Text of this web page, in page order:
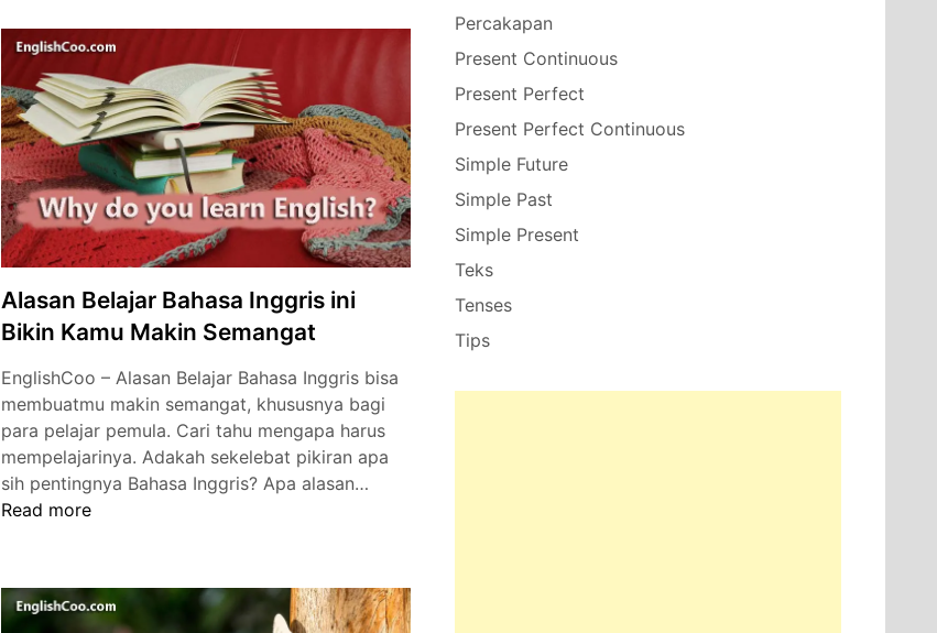
Inggris
Depan
Kelas,
Wawancara,
&
Situasi
Lainnya
Alasan Belajar Bahasa Inggris ini
Bikin Kamu Makin Semangat
EnglishCoo – Alasan Belajar Bahasa Inggris bisa
membuatmu makin semangat, khususnya bagi
para pelajar pemula. Cari tahu mengapa harus
mempelajarinya. Adakah sekelebat pikiran apa
sih pentingnya Bahasa Inggris? Apa alasan…
ini
Bikin
Read more
Percakapan
Present Continuous
Present Perfect
Present Perfect Continuous
Simple Future
Simple Past
Simple Present
Teks
Tenses
Tips